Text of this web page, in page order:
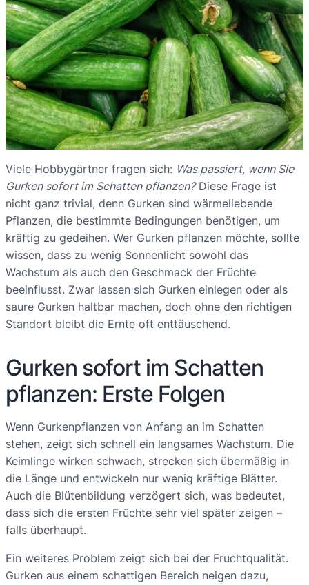
Viele Hobbygärtner fragen sich: Was passiert, wenn Sie
Gurken sofort im Schatten pflanzen?Diese Frage ist
nicht ganz trivial, denn Gurken sind wärmeliebende
Pflanzen, die bestimmte Bedingungen benötigen, um
kräftig zu gedeihen. Wer Gurken pflanzen möchte, sollte
wissen, dass zu wenig Sonnenlicht sowohl das
Wachstum als auch den Geschmack der Früchte
beeinflusst. Zwar lassen sich Gurken einlegen oder als
saure Gurken haltbar machen, doch ohne den richtigen
Standort bleibt die Ernte oft enttäuschend.
Gurken sofort im Schatten
pflanzen: Erste Folgen
Wenn Gurkenpflanzen von Anfang an im Schatten
stehen, zeigt sich schnell ein langsames Wachstum. Die
Keimlinge wirken schwach, strecken sich übermäßig in
die Länge und entwickeln nur wenig kräftige Blätter.
Auch die Blütenbildung verzögert sich, was bedeutet,
dass sich die ersten Früchte sehr viel später zeigen –
falls überhaupt.
Ein weiteres Problem zeigt sich bei der Fruchtqualität.
Gurken aus einem schattigen Bereich neigen dazu,